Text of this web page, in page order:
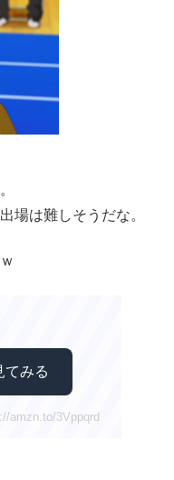
場は難しそうだな。
てみる
amzn.to/3Vppqrd